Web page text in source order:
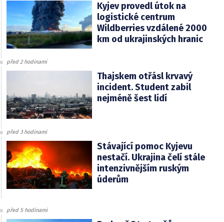
Kyjev provedl útok na
logistické centrum
Wildberries vzdálené 2000
km od ukrajinských hranic
před 2 hodinami
Thajskem otřásl krvavý
incident. Student zabil
nejméně šest lidí
před 3 hodinami
Stávající pomoc Kyjevu
nestačí. Ukrajina čelí stále
intenzivnějším ruským
úderům
před 5 hodinami